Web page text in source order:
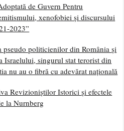
de Guvern Pentru
xenofobiei și discursului
2023”
pseudo politicienilor din România și
Israelului, singurul stat terorist din
nu au o fibră cu adevărat națională
Revizioniștilor Istorici și efectele
la Nurnberg